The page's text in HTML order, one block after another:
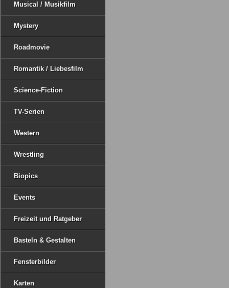
Musical / Musikfilm
Mystery
Roadmovie
Romantik / Liebesfilm
Science-Fiction
TV-Serien
Western
Wrestling
Biopics
Events
Freizeit und Ratgeber
Basteln & Gestalten
Fensterbilder
Karten